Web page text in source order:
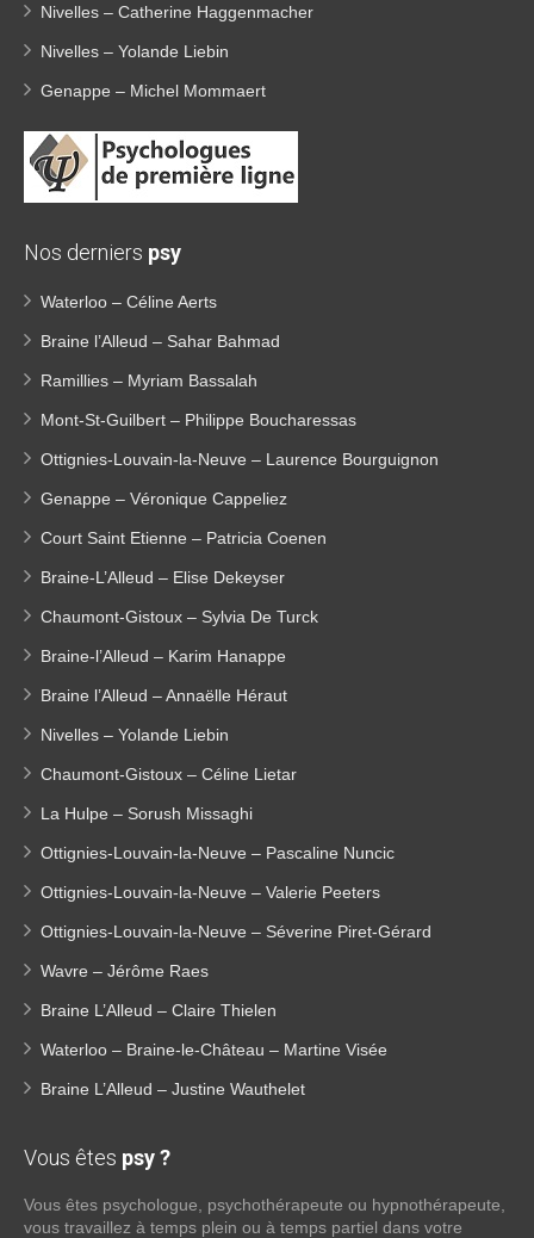
Nivelles – Catherine Haggenmacher
Nivelles – Yolande Liebin
Genappe – Michel Mommaert
Nos derniers psy
Waterloo – Céline Aerts
Braine l’Alleud – Sahar Bahmad
Ramillies – Myriam Bassalah
Mont-St-Guilbert – Philippe Boucharessas
Ottignies-Louvain-la-Neuve – Laurence Bourguignon
Genappe – Véronique Cappeliez
Court Saint Etienne – Patricia Coenen
Braine-L’Alleud – Elise Dekeyser
Chaumont-Gistoux – Sylvia De Turck
Braine-l’Alleud – Karim Hanappe
Braine l’Alleud – Annaëlle Héraut
Nivelles – Yolande Liebin
Chaumont-Gistoux – Céline Lietar
La Hulpe – Sorush Missaghi
Ottignies-Louvain-la-Neuve – Pascaline Nuncic
Ottignies-Louvain-la-Neuve – Valerie Peeters
Ottignies-Louvain-la-Neuve – Séverine Piret-Gérard
Wavre – Jérôme Raes
Braine L’Alleud – Claire Thielen
Waterloo – Braine-le-Château – Martine Visée
Braine L’Alleud – Justine Wauthelet
Vous êtes psy ?
Vous êtes psychologue, psychothérapeute ou hypnothérapeute,
vous travaillez à temps plein ou à temps partiel dans votre